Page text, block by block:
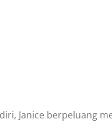
Janice berpeluang